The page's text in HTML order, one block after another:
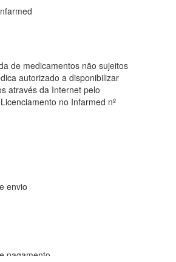
de medicamentos não sujeitos
autorizado a disponibilizar
através da Internet pelo
no Infarmed nº
envio
pagamento